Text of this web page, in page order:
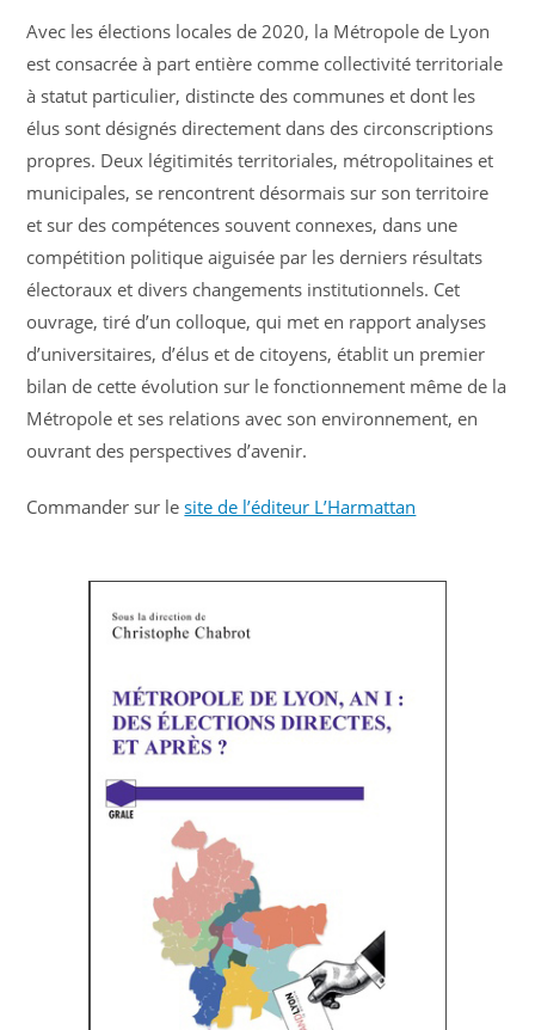
Avec les élections locales de 2020, la Métropole de Lyon
est consacrée à part entière comme collectivité territoriale
à statut particulier, distincte des communes et dont les
élus sont désignés directement dans des circonscriptions
propres. Deux légitimités territoriales, métropolitaines et
municipales, se rencontrent désormais sur son territoire
et sur des compétences souvent connexes, dans une
compétition politique aiguisée par les derniers résultats
électoraux et divers changements institutionnels. Cet
ouvrage, tiré d’un colloque, qui met en rapport analyses
d’universitaires, d’élus et de citoyens, établit un premier
bilan de cette évolution sur le fonctionnement même de la
Métropole et ses relations avec son environnement, en
ouvrant des perspectives d’avenir.
Commander sur lesite de l’éditeur L’Harmattan